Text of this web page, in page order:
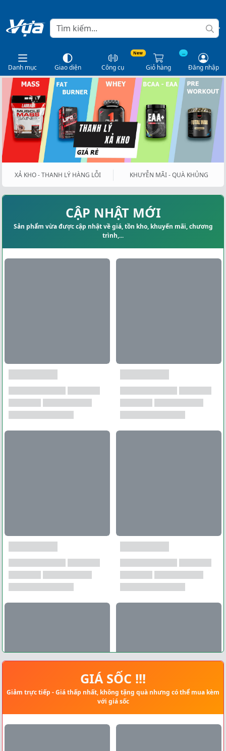
Danh mục Giao diện
New
Công cụ
...
Giỏ hàng Đăng nhập
XẢ KHO - THANH LÝ HÀNG LỖI KHUYỄN MÃI - QUÀ KHỦNG
CẬP NHẬT MỚI
Sản phẩm vừa được cập nhật về giá, tồn kho, khuyến mãi, chương
trình,...
GIÁ SỐC !!!
Giảm trực tiếp - Giá thấp nhất, không tặng quà nhưng có thể mua kèm
với giá sốc